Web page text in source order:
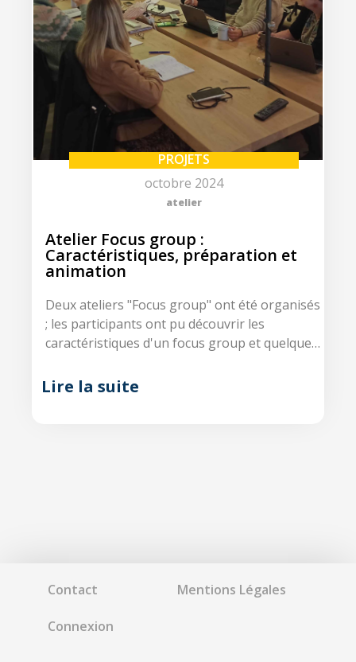
PROJETS
octobre 2024
atelier
Atelier Focus group :
Caractéristiques, préparation et
animation
Deux ateliers "Focus group" ont été organisés
; les participants ont pu découvrir les
caractéristiques d'un focus group et quelques
Lire la suite
Contact Mentions Légales
Connexion